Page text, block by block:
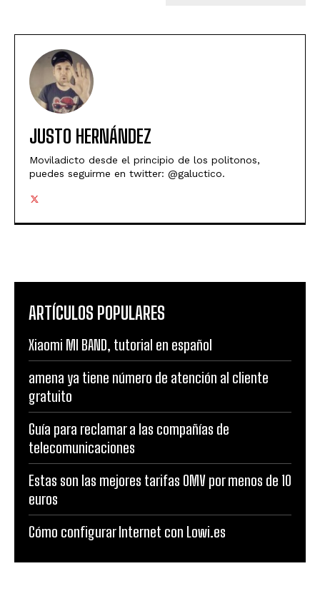
JUSTO HERNÁNDEZ
Moviladicto desde el principio de los politonos,
puedes seguirme en twitter: @galuctico.
ARTÍCULOS POPULARES
Xiaomi MI BAND, tutorial en español
amena ya tiene número de atención al cliente
gratuito
Guía para reclamar a las compañías de
telecomunicaciones
Estas son las mejores tarifas OMV por menos de 10
euros
Cómo configurar Internet con Lowi.es